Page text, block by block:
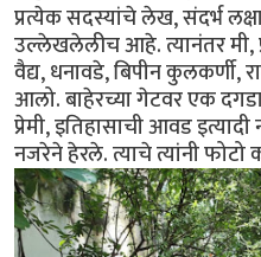
प्रत्येक सदस्यांचे लेख, संदर्भ
उल्लेखलेलीच आहे. त्यानंतर मी,
वैद्य, धनावडे, बिपीन कुलकर्णी,
आलो. बाहेरच्या गेटवर एक
प्रेमी, इतिहासाची आवड
नजरेने हेरले. त्याचे त्यांनी फोटो